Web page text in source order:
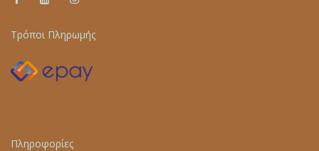
Τρόποι Πληρωμής
Πληροφορίες